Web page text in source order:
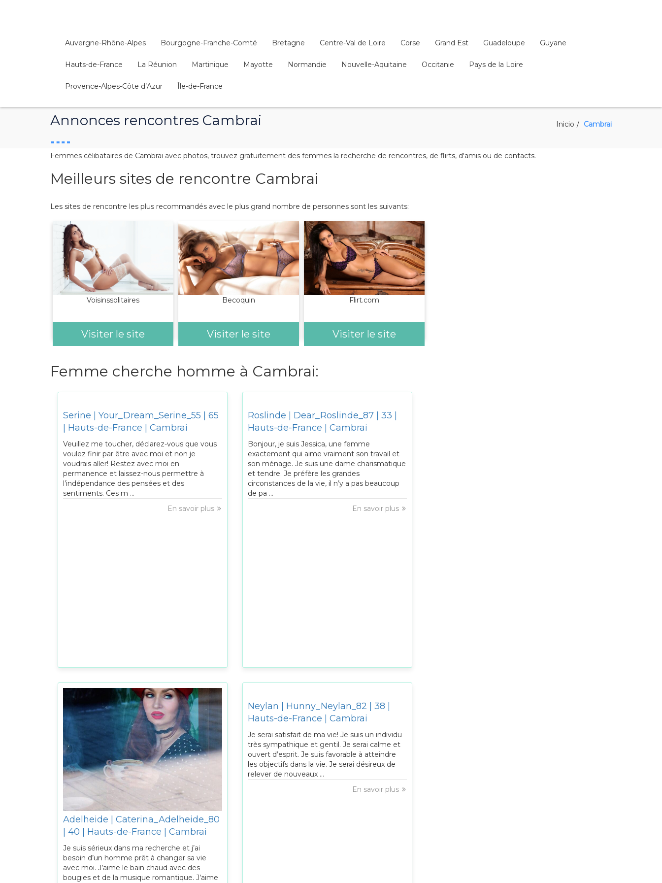
Auvergne-Rhône-Alpes Bourgogne-Franche-Comté Bretagne Centre-Val de Loire Corse Grand Est Guadeloupe Guyane
Hauts-de-France La Réunion Martinique Mayotte Normandie Nouvelle-Aquitaine Occitanie Pays de la Loire
Provence-Alpes-Côte d’Azur Île-de-France
Annonces rencontres Cambrai Inicio Cambrai
Femmes célibataires de Cambrai avec photos, trouvez gratuitement des femmes la recherche de rencontres, de flirts, d'amis ou de contacts.
Meilleurs sites de rencontre Cambrai
Les sites de rencontre les plus recommandés avec le plus grand nombre de personnes sont les suivants:
Voisinssolitaires
Visiter le site
Becoquin
Visiter le site
Flirt.com
Visiter le site
Femme cherche homme à Cambrai:
Serine | Your_Dream_Serine_55 | 65
| Hauts-de-France | Cambrai
Veuillez me toucher, déclarez-vous que vous
voulez finir par être avec moi et non je
voudrais aller! Restez avec moi en
permanence et laissez-nous permettre à
l’indépendance des pensées et des
sentiments. Ces m ...
En savoir plus
Roslinde | Dear_Roslinde_87 | 33 |
Hauts-de-France | Cambrai
Bonjour, je suis Jessica, une femme
exactement qui aime vraiment son travail et
son ménage. Je suis une dame charismatique
et tendre. Je préfère les grandes
circonstances de la vie, il n’y a pas beaucoup
de pa ...
En savoir plus
Adelheide | Caterina_Adelheide_80
| 40 | Hauts-de-France | Cambrai
Je suis sérieux dans ma recherche et j’ai
besoin d’un homme prêt à changer sa vie
avec moi. J’aime le bain chaud avec des
bougies et de la musique romantique. J’aime
Neylan | Hunny_Neylan_82 | 38 |
Hauts-de-France | Cambrai
Je serai satisfait de ma vie! Je suis un individu
très sympathique et gentil. Je serai calme et
ouvert d’esprit. Je suis favorable à atteindre
les objectifs dans la vie. Je serai désireux de
relever de nouveaux ...
En savoir plus